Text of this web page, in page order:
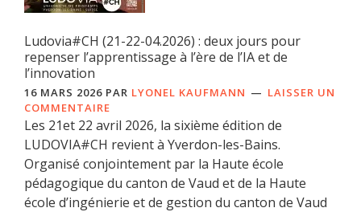
Ludovia#CH (21-22-04.2026) : deux jours pour
repenser l’apprentissage à l’ère de l’IA et de
l’innovation
16 MARS 2026 PAR LYONEL KAUFMANN
LAISSER UN
COMMENTAIRE
Les 21et 22 avril 2026, la sixième édition de
LUDOVIA#CH revient à Yverdon-les-Bains.
Organisé conjointement par la Haute école
pédagogique du canton de Vaud et de la Haute
école d’ingénierie et de gestion du canton de Vaud